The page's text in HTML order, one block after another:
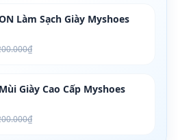
Làm Sạch Giày Myshoes
Giày Cao Cấp Myshoes